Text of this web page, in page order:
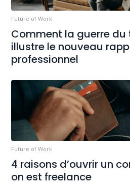
Future of Work
Comment la guerre
illustre le nouveau
professionnel
Future of Work
4 raisons d’ouvrir un
on est freelance